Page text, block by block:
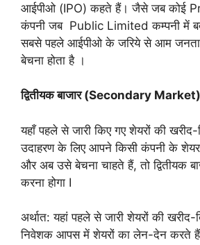
आईपीओ (IPO) कहते हैं। जैसे जब कोई
कंपनी जब Public Limited कम्पनी में
सबसे पहले आईपीओ के जरिये से आम जनता
बेचना होता है ।
द्वितीयक बाजार (Secondary
यहाँ पहले से जारी किए गए शेयरों की खरीद-
उदाहरण के लिए आपने किसी कंपनी के
और अब उसे बेचना चाहते हैं, तो द्वितीयक
करना होगा I
अर्थात: यहां पहले से जारी शेयरों की खरीद-
निवेशक आपस में शेयरों का लेन-देन करते